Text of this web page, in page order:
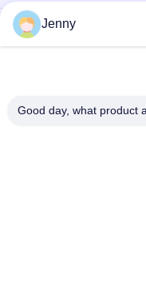
Mattonelle di legno della
effetto della porcellana
ceramiche 11mm
La porcellana di legno
Jenny
Good day, what product